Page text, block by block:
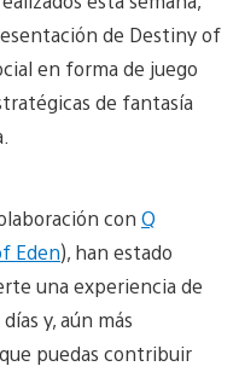
de Destiny of
en forma de juego
de fantasía
con Q
Eden), han estado
una experiencia de
y, aún más
puedas contribuir